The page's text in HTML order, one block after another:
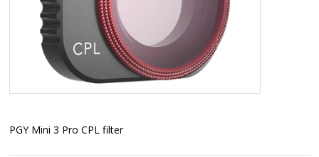
PGY Mini 3 Pro CPL filter